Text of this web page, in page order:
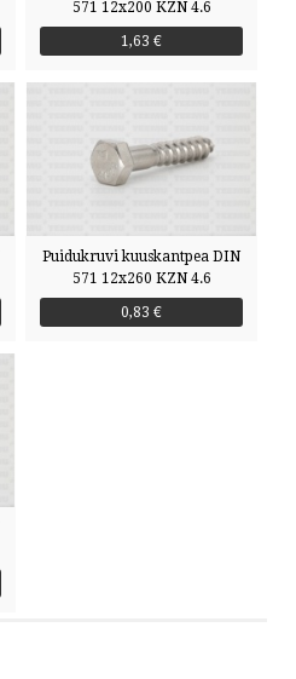
571 12x200 KZN 4.6
1,63 €
Puidukruvi kuuskantpea DIN
571 12x260 KZN 4.6
0,83 €